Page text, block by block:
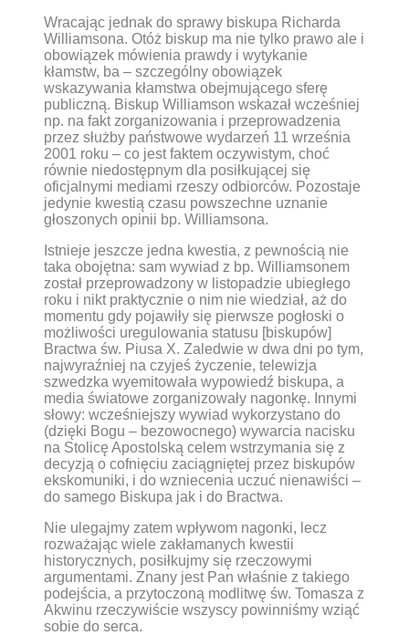
Wracając jednak do sprawy biskupa Richarda
Williamsona. Otóż biskup ma nie tylko prawo ale i
obowiązek mówienia prawdy i wytykanie
kłamstw, ba – szczególny obowiązek
wskazywania kłamstwa obejmującego sferę
publiczną. Biskup Williamson wskazał wcześniej
np. na fakt zorganizowania i przeprowadzenia
przez służby państwowe wydarzeń 11 września
2001 roku – co jest faktem oczywistym, choć
równie niedostępnym dla posiłkującej się
oficjalnymi mediami rzeszy odbiorców. Pozostaje
jedynie kwestią czasu powszechne uznanie
głoszonych opinii bp. Williamsona.
Istnieje jeszcze jedna kwestia, z pewnością nie
taka obojętna: sam wywiad z bp. Williamsonem
został przeprowadzony w listopadzie ubiegłego
roku i nikt praktycznie o nim nie wiedział, aż do
momentu gdy pojawiły się pierwsze pogłoski o
możliwości uregulowania statusu [biskupów]
Bractwa św. Piusa X. Zaledwie w dwa dni po tym,
najwyraźniej na czyjeś życzenie, telewizja
szwedzka wyemitowała wypowiedź biskupa, a
media światowe zorganizowały nagonkę. Innymi
słowy: wcześniejszy wywiad wykorzystano do
(dzięki Bogu – bezowocnego) wywarcia nacisku
na Stolicę Apostolską celem wstrzymania się z
decyzją o cofnięciu zaciągniętej przez biskupów
ekskomuniki, i do wzniecenia uczuć nienawiści –
do samego Biskupa jak i do Bractwa.
Nie ulegajmy zatem wpływom nagonki, lecz
rozważając wiele zakłamanych kwestii
historycznych, posiłkujmy się rzeczowymi
argumentami. Znany jest Pan właśnie z takiego
podejścia, a przytoczoną modlitwę św. Tomasza z
Akwinu rzeczywiście wszyscy powinniśmy wziąć
sobie do serca.